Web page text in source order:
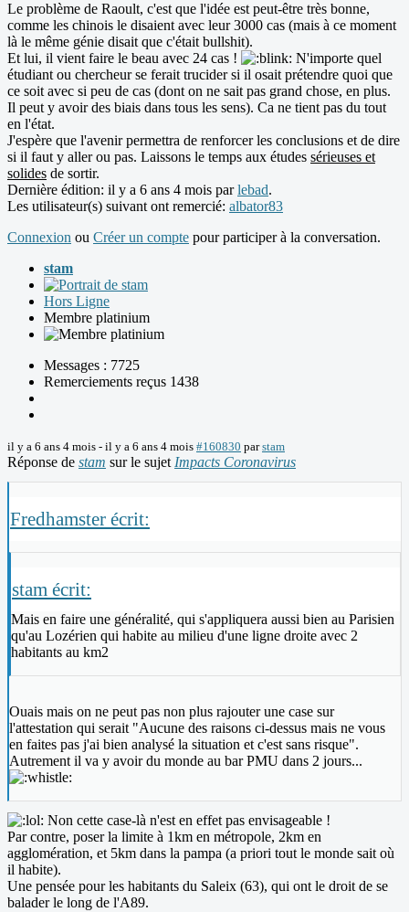
Le problème de Raoult, c'est que l'idée est peut-être très bonne,
comme les chinois le disaient avec leur 3000 cas (mais à ce moment
là le même génie disait que c'était bullshit).
Et lui, il vient faire le beau avec 24 cas !
N'importe quel
étudiant ou chercheur se ferait trucider si il osait prétendre quoi que
ce soit avec si peu de cas (dont on ne sait pas grand chose, en plus.
Il peut y avoir des biais dans tous les sens). Ca ne tient pas du tout
en l'état.
J'espère que l'avenir permettra de renforcer les conclusions et de dire
si il faut y aller ou pas. Laissons le temps aux études sérieuses et
solides de sortir.
Dernière édition: il y a 6 ans 4 mois parlebad.
Les utilisateur(s) suivant ont remercié: albator83
Connexion ou Créer un compte pour participer à la conversation.
stam
Hors Ligne
Membre platinium
Messages : 7725
Remerciements reçus 1438
il y a 6 ans 4 mois - il y a 6 ans 4 mois #160830 parstam
Réponse de stam sur le sujet Impacts Coronavirus
Fredhamster écrit:
stam écrit:
Mais en faire une généralité, qui s'appliquera aussi bien au Parisien
qu'au Lozérien qui habite au milieu d'une ligne droite avec 2
habitants au km2
Ouais mais on ne peut pas non plus rajouter une case sur
l'attestation qui serait "Aucune des raisons ci-dessus mais ne vous
en faites pas j'ai bien analysé la situation et c'est sans risque".
Autrement il va y avoir du monde au bar PMU dans 2 jours...
Non cette case-là n'est en effet pas envisageable !
Par contre, poser la limite à 1km en métropole, 2km en
agglomération, et 5km dans la pampa (a priori tout le monde sait où
il habite).
Une pensée pour les habitants du Saleix (63), qui ont le droit de se
balader le long de l'A89.